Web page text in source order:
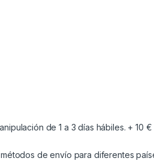
de 1 a 3 días hábiles. + 10
de envío para diferentes